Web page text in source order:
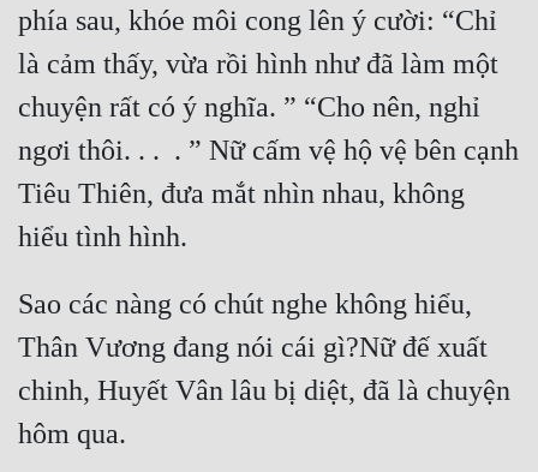
phía sau, khóe môi cong lên ý cười: “Chỉ
là cảm thấy, vừa rồi hình như đã làm một
chuyện rất có ý nghĩa. ” “Cho nên, nghỉ
ngơi thôi. . .  . ” Nữ cấm vệ hộ vệ bên cạnh
Tiêu Thiên, đưa mắt nhìn nhau, không
Sao các nàng có chút nghe không hiểu,
Thân Vương đang nói cái gì?Nữ đế xuất
chinh, Huyết Vân lâu bị diệt, đã là chuyện